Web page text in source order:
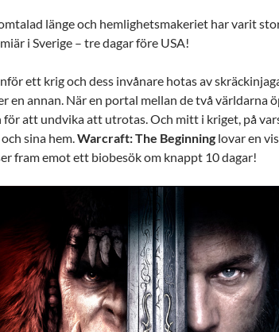
länge och hemlighetsmakeriet har varit
i Sverige – tre dagar före USA!
ett krig och dess invånare hotas av
en annan. När en portal mellan de två världarna
för att undvika att utrotas. Och mitt i kriget, på
sina hem.Warcraft: The Beginning lovar en
fram emot ett biobesök om knappt 10 dagar!